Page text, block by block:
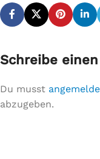
Schreibe
Du musst
abzugeben.